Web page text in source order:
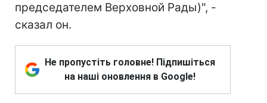
председателем Верховной Рады)", -
сказал он.
Не пропустіть головне! Підпишіться
на наші оновлення в Google!